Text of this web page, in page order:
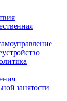
занятости